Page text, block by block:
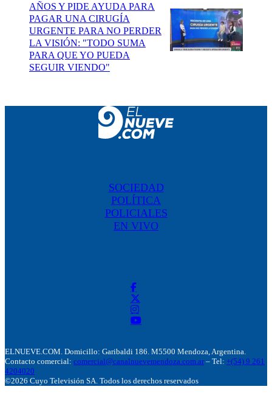
AÑOS Y PIDE AYUDA PARA
PAGAR UNA CIRUGÍA
URGENTE PARA NO PERDER
LA VISIÓN: "TODO SUMA
PARA QUE YO PUEDA
SEGUIR VIENDO"
SOCIEDAD
POLÍTICA
POLICIALES
EN VIVO
ELNUEVE.COM. Domicillo: Garibaldi 186. M5500 Mendoza, Argentina.
Contacto comercial: comercial@canalnuevemendoza.com.ar – Tel: +(54) 9 261
4204020
©2026 Cuyo Televisión SA. Todos los derechos reservados